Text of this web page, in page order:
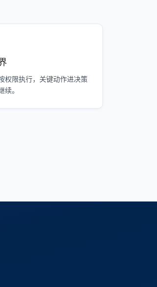
权限执行，关键动作进决策
续。